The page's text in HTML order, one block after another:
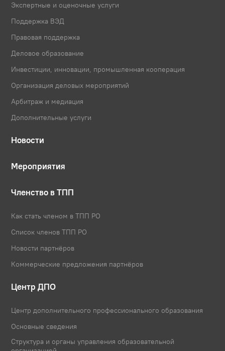
Экспертные и оценочные услуги
Поддержка ВЭД
Правовая поддержка
Деловое образование
Инвестиции, инновации, промышленная кооперация
Организация деловых мероприятий
Арбитраж и медиация
Дополнительные услуги
Новости
Мероприятия
Членство в ТПП
Как стать членом в ТПП РО
Список членов ТПП РО
Новости партнёров
Коммерческие предложения партнёров
Центр ДПО
Центр дополнительного профессионального образования
Основные сведения
Структура и органы управления образовательной